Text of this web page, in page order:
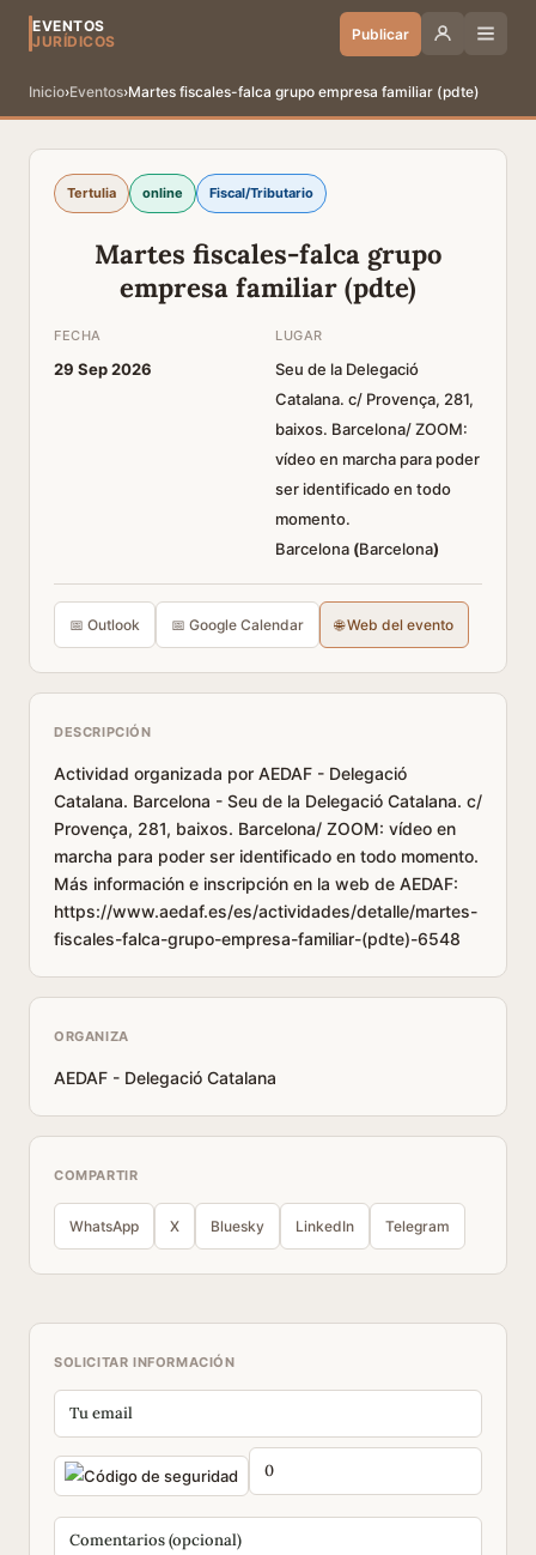
EVENTOS
JURÍDICOS
Publicar
Inicio›Eventos›Martes fiscales-falca grupo empresa familiar (pdte)
Tertulia online Fiscal/Tributario
Martes fiscales-falca grupo
empresa familiar (pdte)
FECHA
29 Sep 2026
LUGAR
Seu de la Delegació
Catalana. c/ Provença, 281,
baixos. Barcelona/ ZOOM:
vídeo en marcha para poder
ser identificado en todo
momento.
Barcelona (Barcelona)
📅 Outlook 📅 Google Calendar 🌐 Web del evento
DESCRIPCIÓN
Actividad organizada por AEDAF - Delegació
Catalana. Barcelona - Seu de la Delegació Catalana. c/
Provença, 281, baixos. Barcelona/ ZOOM: vídeo en
marcha para poder ser identificado en todo momento.
Más información e inscripción en la web de AEDAF:
https://www.aedaf.es/es/actividades/detalle/martes-
fiscales-falca-grupo-empresa-familiar-(pdte)-6548
ORGANIZA
AEDAF - Delegació Catalana
COMPARTIR
WhatsApp X Bluesky LinkedIn Telegram
SOLICITAR INFORMACIÓN